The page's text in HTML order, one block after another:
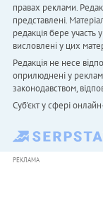
правах реклами.
представлені.
редакція бере участь
висловлені у цих
Редакція не несе
оприлюднені у
законодавством,
Cуб'єкт у сфері
РЕКЛАМА